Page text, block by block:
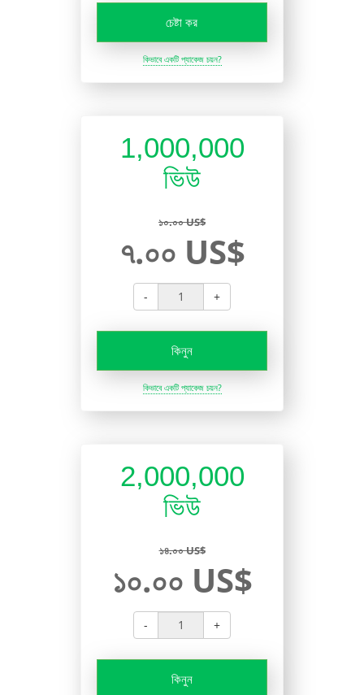
চেষ্টা কর
কিভাবে একটি প্যাকেজ চয়ন?
1,000,000
ভিউ
১০.০০ US$
৭.০০ US$
- +
কিনুন
কিভাবে একটি প্যাকেজ চয়ন?
2,000,000
ভিউ
১৪.০০ US$
১০.০০ US$
- +
কিনুন